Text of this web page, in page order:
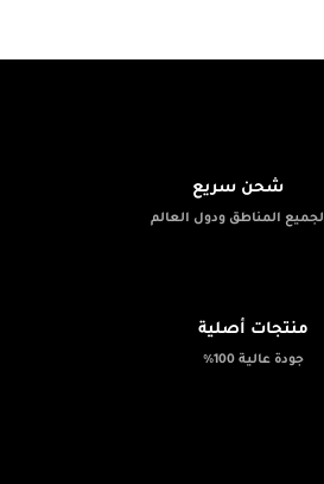
شحن سريع
لجميع المناطق ودول العالم
منتجات أصلية
جودة عالية 100%